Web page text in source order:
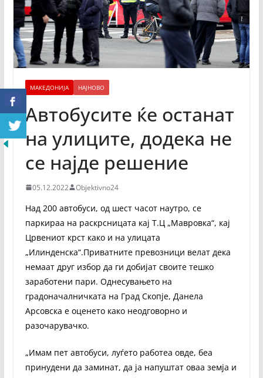
МАКЕДОНИЈА НАЈНОВО
Автобусите ќе останат
на улиците, додека не
се најде решение
05.12.2022 Objektivno24
Над 200 автобуси, од шест часот наутро, се
паркираа на раскрсницата кај Т.Ц „Мавровка“, кај
Црвениот крст како и на улицата
„Илинденска“.Приватните превозници велат дека
немаат друг избор да ги добијат своите тешко
заработени пари. Однесувањето на
градоначалничката на Град Скопје, Данела
Арсовска е оценето како неодговорно и
разочарувачко.
„Имам пет автобуси, луѓето работеа овде, беа
принудени да заминат, да ја напуштат оваа земја и